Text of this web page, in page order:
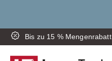
Bis zu 15 % Mengenrabatt